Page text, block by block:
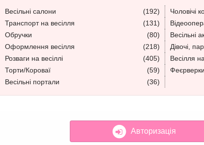
Весільні салони (192) Чоловічі
Транспорт на весілля
(131)
Обручки
(80) Весільні
Оформлення весілля
(218) Дівочі,
Розваги на весіллі
(405) Весілля
Торти/Короваї
(59) Феєрверки
Весільні портали
(36)
Авторизація